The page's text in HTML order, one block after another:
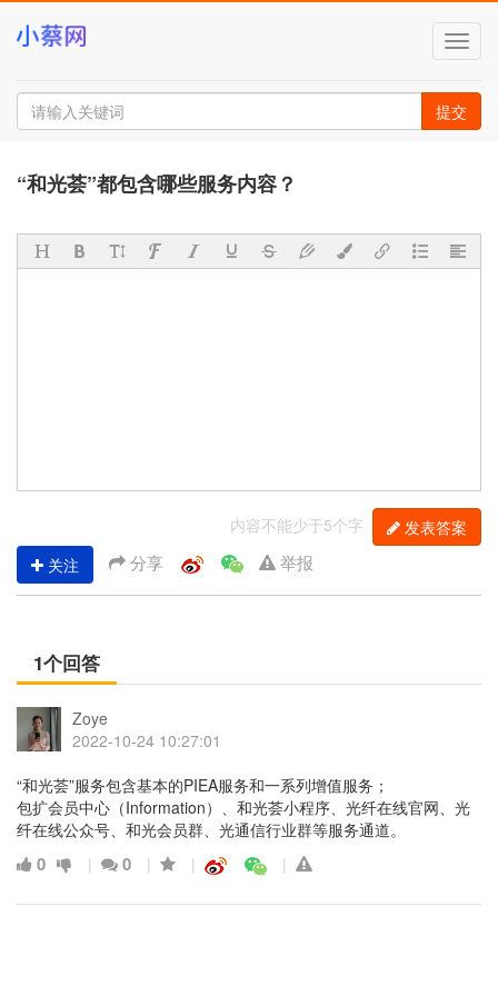
切
换
导
航
提交
“和光荟”都包含哪些服务内容？
内容不能少于5个字
发表答案
关注
分享 举报
1个回答
Zoye
2022-10-24 10:27:01
“和光荟”服务包含基本的PIEA服务和一系列增值服务；
包扩会员中心（Information）、和光荟小程序、光纤在线官网、光
纤在线公众号、和光会员群、光通信行业群等服务通道。
0 | 0 | | |